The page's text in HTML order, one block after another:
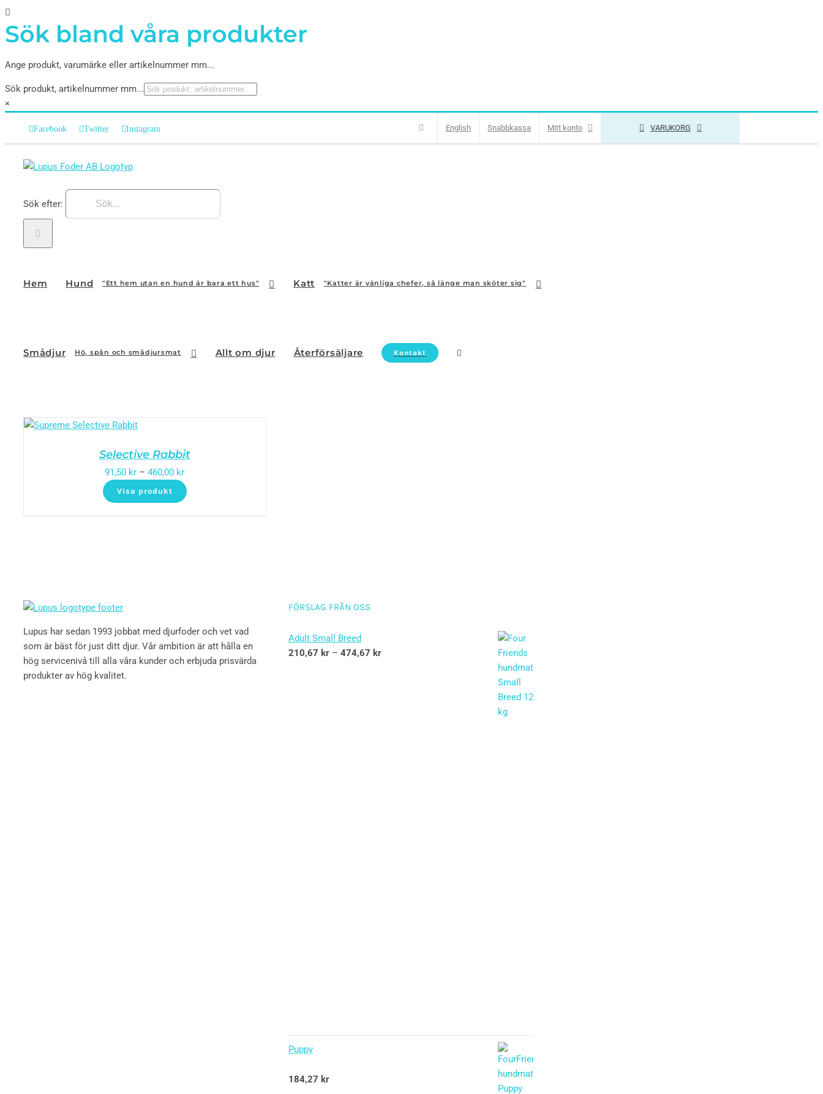
Sök bland våra produkter
Ange produkt, varumärke eller artikelnummer mm...
Sök produkt, artikelnummer mm...
×
Facebook Twitter Instagram English Snabbkassa Mitt konto VARUKORG
Sök efter:
Hem Hund "Ett hem utan en hund är bara ett hus" Katt "Katter är vänliga chefer, så länge man sköter sig"
Smådjur Hö, spån och smådjursmat Allt om djur Återförsäljare Kontakt
Selective Rabbit
91,50 kr –460,00 kr
Visa produkt
Lupus har sedan 1993 jobbat med djurfoder och vet vad
som är bäst för just ditt djur. Vår ambition är att hålla en
hög servicenivå till alla våra kunder och erbjuda prisvärda
produkter av hög kvalitet.
FÖRSLAG FRÅN OSS
Adult Small Breed
210,67 kr– 474,67 kr
Puppy
Betygsatt
5.00
184,27 kr